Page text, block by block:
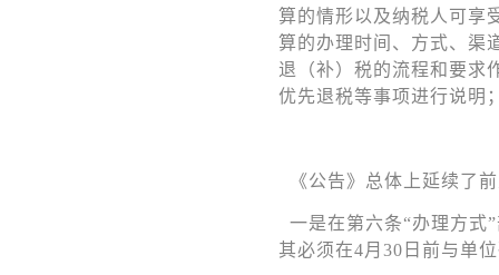
算的情形以及纳税人可享
算的办理时间、方式、渠
退（补）税的流程和要求
优先退税等事项进行说明
《公告》总体上延续了
一是在第六条“办理方式
其必须在4月30日前与单